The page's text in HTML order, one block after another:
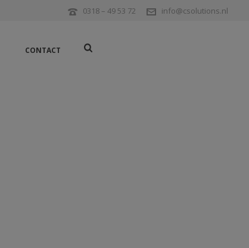
0318 – 49 53 72 info@csolutions.nl
CONTACT